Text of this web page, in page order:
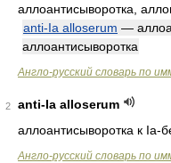
аллоантисыворотка,
anti-Ia alloserum —
аллоантисыворотка
Англо-русский словарь по
2
anti-Ia alloserum
аллоантисыворотка к Ia-
Англо-русский словарь по